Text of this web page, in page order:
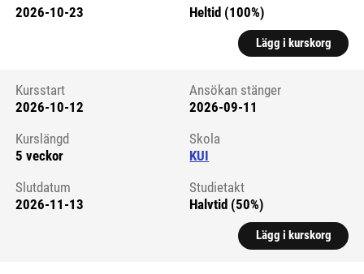
2026-10-23
Heltid (100%)
Lägg i kurskorg
Kursstart 6059592
Kursstart
2026-10-12
Ansökan stänger
2026-09-11
Kurslängd
5 veckor
Skola
KUI
Slutdatum
2026-11-13
Studietakt
Halvtid (50%)
Lägg i kurskorg